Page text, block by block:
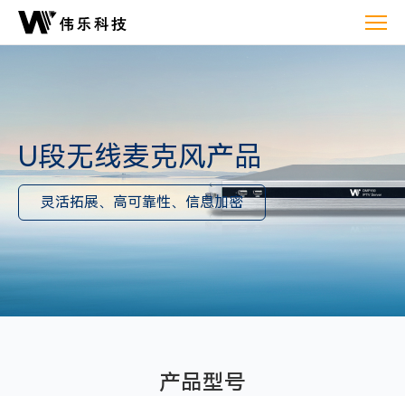
U段无线麦克风产品
灵活拓展、高可靠性、信息加密
产品型号